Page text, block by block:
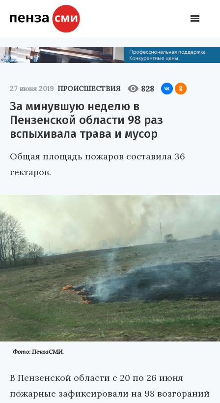
27 июня 2019 ПРОИСШЕСТВИЯ 828
За минувшую неделю в
Пензенской области 98 раз
вспыхивала трава и мусор
Общая площадь пожаров составила 36
гектаров.
Фото: ПензаСМИ.
В Пензенской области с 20 по 26 июня
пожарные зафиксировали на 98 возгораний